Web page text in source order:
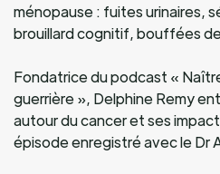
ménopause : fuites urinaires,
brouillard cognitif, bouffées
Fondatrice du podcast «
guerrière », Delphine Remy
autour du cancer et ses
épisode enregistré avec le Dr